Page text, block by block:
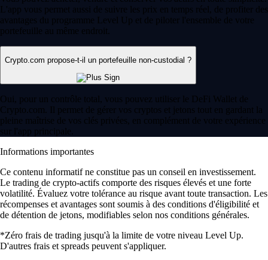
L'app vous permet aussi de suivre les prix en temps réel, de profiter des
avantages du programme Level Up et de piloter l'ensemble de votre
portefeuille au même endroit.
Crypto.com propose-t-il un portefeuille non-custodial ?
Oui, pour un contrôle total, vous pouvez utiliser le DeFi Wallet de
Crypto.com. Il permet de gérer vos cryptos et jetons tout en gardant la
pleine maîtrise de vos clés privées, en complément de votre expérience
sur l'app principale.
Informations importantes
Ce contenu informatif ne constitue pas un conseil en investissement.
Le trading de crypto-actifs comporte des risques élevés et une forte
volatilité. Évaluez votre tolérance au risque avant toute transaction. Les
récompenses et avantages sont soumis à des conditions d'éligibilité et
de détention de jetons, modifiables selon nos conditions générales.
*Zéro frais de trading jusqu'à la limite de votre niveau Level Up.
D'autres frais et spreads peuvent s'appliquer.